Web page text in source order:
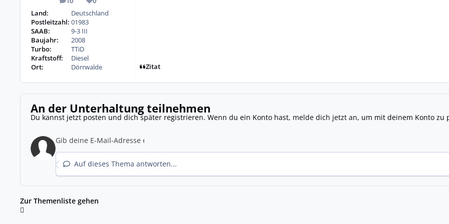
BeiträgeReputation
Land:
Deutschland
Postleitzahl: 01983
SAAB:
9-3 III
Baujahr:
2008
Turbo:
TTiD
Kraftstoff:
Diesel
Ort:
Dörrwalde Zitat
An der Unterhaltung teilnehmen
Du kannst jetzt posten und dich später registrieren. Wenn du ein Konto hast, melde dich jetzt an, um mit deinem Konto zu
Auf dieses Thema antworten...
Zur Themenliste gehen